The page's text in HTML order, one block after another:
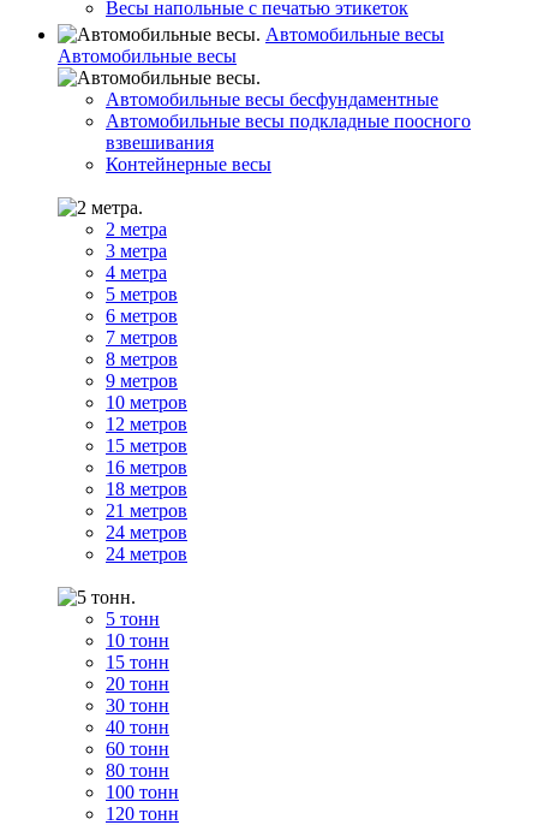
Весы напольные с печатью этикеток
Автомобильные весы
Автомобильные весы
Автомобильные весы бесфундаментные
Автомобильные весы подкладные поосного
взвешивания
Контейнерные весы
2 метра
3 метра
4 метра
5 метров
6 метров
7 метров
8 метров
9 метров
10 метров
12 метров
15 метров
16 метров
18 метров
21 метров
24 метров
24 метров
5 тонн
10 тонн
15 тонн
20 тонн
30 тонн
40 тонн
60 тонн
80 тонн
100 тонн
120 тонн